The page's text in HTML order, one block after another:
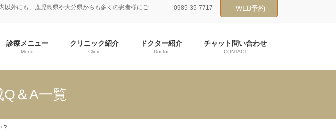
以外にも、鹿児島県や大分県からも多くの患者様にご
0985-35-7717 WEB予約
診療メニュー
Menu
クリニック紹介
Clinic
ドクター紹介
Doctor
チャット問い合わせ
CONTACT
Q＆A一覧
？